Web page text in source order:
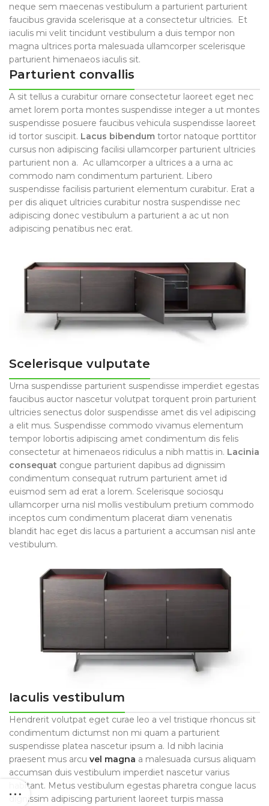
neque sem maecenas vestibulum a parturient parturient
faucibus gravida scelerisque at a consectetur ultricies. Et
iaculis mi velit tincidunt vestibulum a duis tempor non
magna ultrices porta malesuada ullamcorper scelerisque
parturient himenaeos iaculis sit.
Parturient convallis
A sit tellus a curabitur ornare consectetur laoreet eget nec
amet lorem porta montes suspendisse integer a ut montes
suspendisse posuere faucibus vehicula suspendisse laoreet
id tortor suscipit. Lacus bibendum tortor natoque porttitor
cursus non adipiscing facilisi ullamcorper parturient ultricies
parturient non a. Ac ullamcorper a ultrices a a urna ac
commodo nam condimentum parturient. Libero
suspendisse facilisis parturient elementum curabitur. Erat a
per dis aliquet ultricies curabitur nostra suspendisse nec
adipiscing donec vestibulum a parturient a ac ut non
adipiscing penatibus nec erat.
Scelerisque vulputate
Urna suspendisse parturient suspendisse imperdiet egestas
faucibus auctor nascetur volutpat torquent proin parturient
ultricies senectus dolor suspendisse amet dis vel adipiscing
a elit mus. Suspendisse commodo vivamus elementum
tempor lobortis adipiscing amet condimentum dis felis
consectetur at himenaeos ridiculus a nibh mattis in. Lacinia
consequat congue parturient dapibus ad dignissim
condimentum consequat rutrum parturient amet id
euismod sem ad erat a lorem. Scelerisque sociosqu
ullamcorper urna nisl mollis vestibulum pretium commodo
inceptos cum condimentum placerat diam venenatis
blandit hac eget dis lacus a parturient a accumsan nisl ante
vestibulum.
Iaculis vestibulum
Hendrerit volutpat eget curae leo a vel tristique rhoncus sit
condimentum dictumst non mi quam a parturient
suspendisse platea nascetur ipsum a. Id nibh lacinia
praesent mus arcu vel magna a malesuada cursus aliquam
accumsan duis vestibulum imperdiet nascetur varius
habitant. Metus vestibulum egestas pharetra congue lacus
dignissim adipiscing parturient laoreet turpis massa